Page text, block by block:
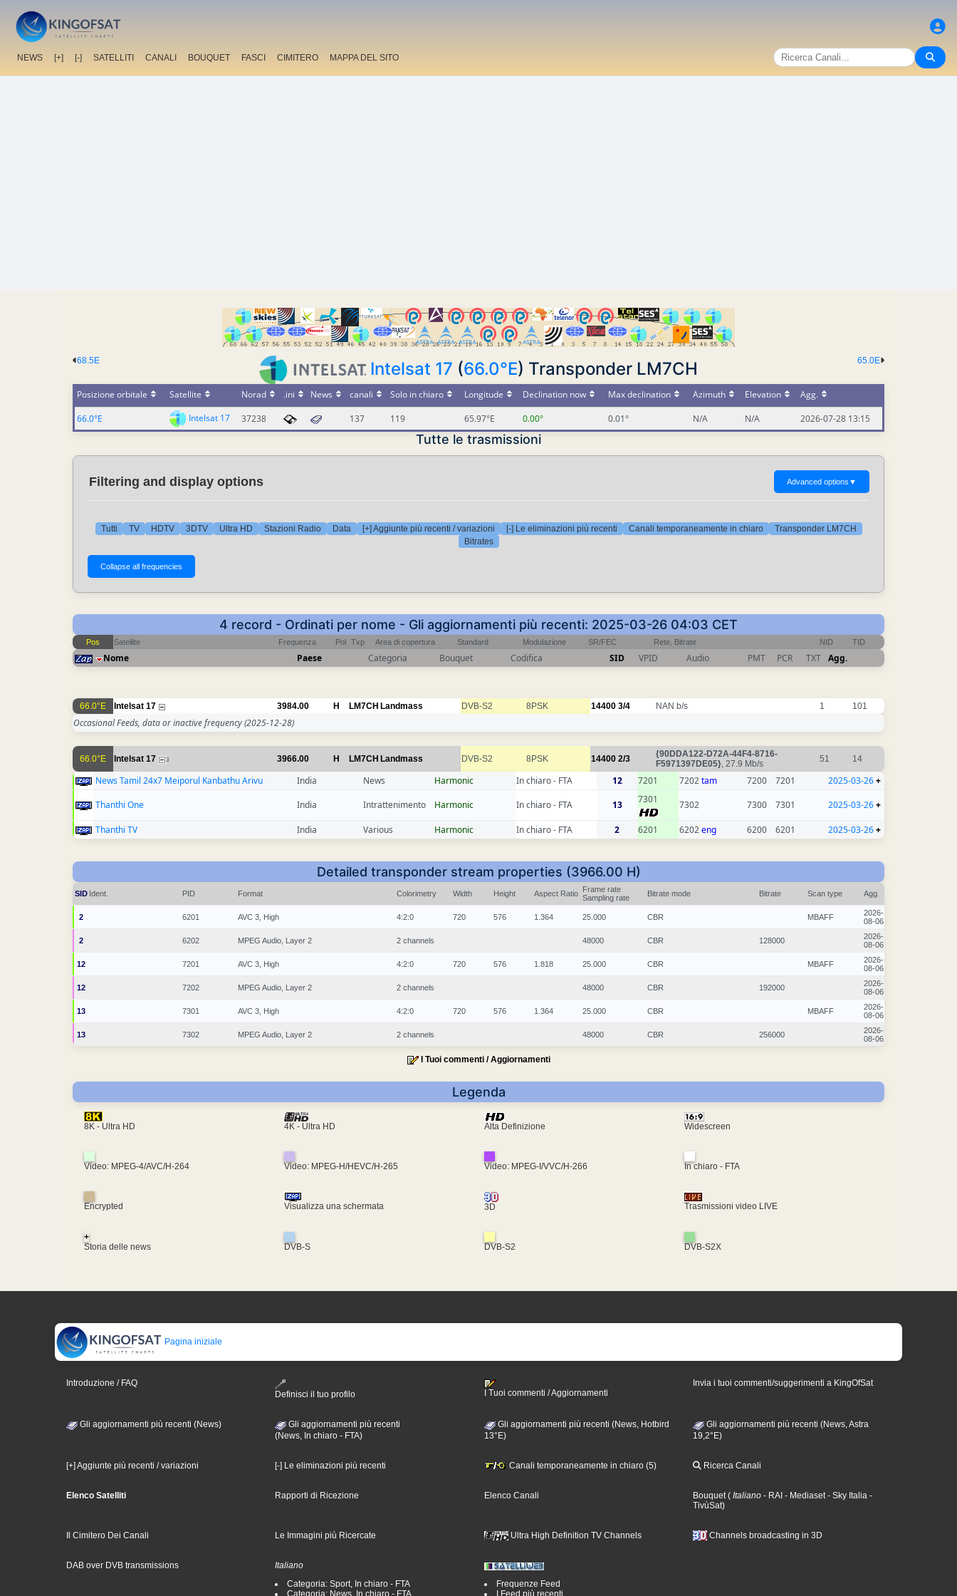
NEWS [+] [-] SATELLITI CANALI BOUQUET FASCI CIMITERO MAPPA DEL SITO
65.0E
68.5E Intelsat 17 (66.0°E) Transponder LM7CH
Posizione orbitale Satellite Norad .ini News canali Solo in chiaro Longitude Declination now Max declination Azimuth Elevation
Agg.
66.0°E
Intelsat 17 37238 137 119 65.97°E 0.00° 0.01° N/A N/A 2026-07-28 13:15
Tutte le trasmissioni
Filtering and display options Advanced options ▼
Tutti TV HDTV 3DTV Ultra HD Stazioni Radio Data [+] Aggiunte più recenti / variazioni [-] Le eliminazioni più recenti Canali temporaneamente in chiaro
Transponder LM7CH
Bitrates
4 record - Ordinati per nome - Gli aggiornamenti più recenti: 2025-03-26 04:03 CET
Pos Satellite Frequenza Pol Txp Area di copertura Standard Modulazione SR/FEC Rete, Bitrate NID TID
Nome Paese Categoria Bouquet Codifica SID VPID Audio PMT PCR TXT Agg.
66.0°E Intelsat 17 3984.00 H LM7CH Landmass DVB-S2 8PSK 14400 3/4 NAN b/s 1 101
Occasional Feeds, data or inactive frequency(2025-12-28)
66.0°E Intelsat 17 3 3966.00 H LM7CH Landmass DVB-S2 8PSK 14400 2/3
{90DDA122-D72A-44F4-8716-
F5971397DE05}, 27.9 Mb/s 51 14
News Tamil 24x7 Meiporul Kanbathu Arivu India News Harmonic In chiaro - FTA 12 7201 7202tam 7200 7201 2025-03-26+
Thanthi One
India Intrattenimento Harmonic In chiaro - FTA 13 7301 7302 7300 7301 2025-03-26+
Thanthi TV India Various Harmonic In chiaro - FTA 2 6201 6202eng 6200 6201 2025-03-26+
Detailed transponder stream properties (3966.00 H)
SID Ident. PID Format Colorimetry Width Height Aspect Ratio
Frame rate
Sampling rate
Bitrate mode Bitrate Scan type Agg.
2 6201 AVC 3, High 4:2:0 720 576 1.364 25.000 CBR MBAFF
2026-
08-06
2 6202 MPEG Audio, Layer 2 2 channels 48000 CBR 128000
2026-
08-06
12 7201 AVC 3, High 4:2:0 720 576 1.818 25.000 CBR MBAFF
2026-
08-06
12 7202 MPEG Audio, Layer 2 2 channels 48000 CBR 192000
2026-
08-06
13 7301 AVC 3, High 4:2:0 720 576 1.364 25.000 CBR MBAFF
2026-
08-06
13 7302 MPEG Audio, Layer 2 2 channels 48000 CBR 256000
2026-
08-06
I Tuoi commenti / Aggiornamenti
Legenda
8K - Ultra HD 4K - Ultra HD Alta Definizione Widescreen
Video: MPEG-4/AVC/H-264 Video: MPEG-H/HEVC/H-265 Video: MPEG-I/VVC/H-266 In chiaro - FTA
Encrypted Visualizza una schermata 3D Trasmissioni video LIVE
+
Storia delle news
DVB-S DVB-S2 DVB-S2X
Pagina iniziale
Introduzione / FAQ
Definisci il tuo profilo
I Tuoi commenti / Aggiornamenti
Invia i tuoi commenti/suggerimenti a KingOfSat
Gli aggiornamenti più recenti (News)
Gli aggiornamenti più recenti
(News, In chiaro - FTA)
Gli aggiornamenti più recenti (News, Hotbird
13°E)
Gli aggiornamenti più recenti (News, Astra
19,2°E)
[+] Aggiunte più recenti / variazioni [-] Le eliminazioni più recenti Canali temporaneamente in chiaro (5) Ricerca Canali
Elenco Satelliti Rapporti di Ricezione Elenco Canali Bouquet ( Italiano - RAI - Mediaset - Sky Italia -
TivùSat)
Il Cimitero Dei Canali Le Immagini più Ricercate Ultra High Definition TV Channels Channels broadcasting in 3D
DAB over DVB transmissions
Italiano
Categoria: Sport, In chiaro - FTA
Frequenze Feed